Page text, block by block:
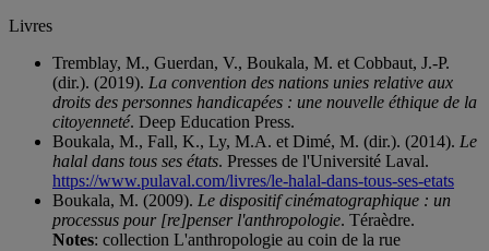
Livres
Tremblay, M., Guerdan, V., Boukala, M. et Cobbaut, J.-P.
(dir.). (2019). La convention des nations unies relative aux
droits des personnes handicapées : une nouvelle éthique de la
citoyenneté. Deep Education Press.
Boukala, M., Fall, K., Ly, M.A. et Dimé, M. (dir.). (2014). Le
halal dans tous ses états. Presses de l'Université Laval.
https://www.pulaval.com/livres/le-halal-dans-tous-ses-etats
Boukala, M. (2009). Le dispositif cinématographique : un
processus pour [re]penser l'anthropologie. Téraèdre.
Notes: collection L'anthropologie au coin de la rue